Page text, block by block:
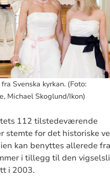
Svenska kyrkan. (Foto:
Michael Skoglund/Ikon)
112 tilstedeværende
stemte for det historiske
kan benyttes allerede
i tillegg til den
i 2003.